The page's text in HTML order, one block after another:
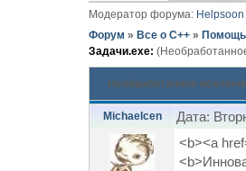
Модератор форума: Helpsoon
Форум » Все о C++ » Помощь
Задачи.exe:
Необработанное
Michaelcen Дата:
<b><a